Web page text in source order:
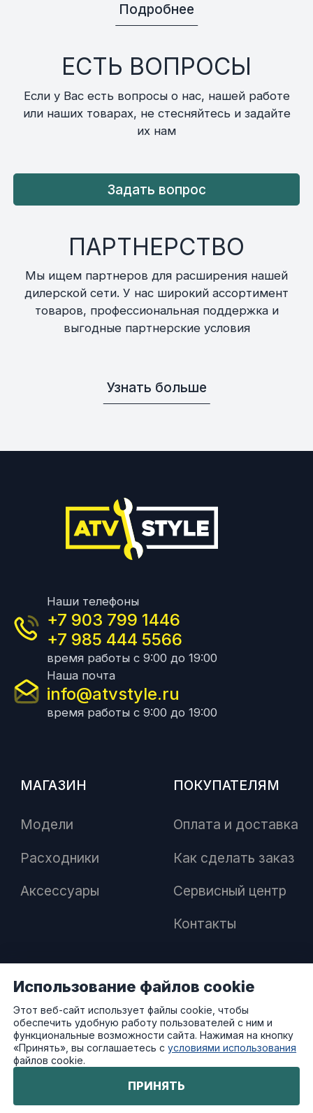
Подробнее
ЕСТЬ ВОПРОСЫ
Если у Вас есть вопросы о нас, нашей работе
или наших товарах, не стесняйтесь и задайте
их нам
Задать вопрос
ПАРТНЕРСТВО
Мы ищем партнеров для расширения нашей
дилерской сети. У нас широкий ассортимент
товаров, профессиональная поддержка и
выгодные партнерские условия
Узнать больше
Наши телефоны
+7 903 799 1446
+7 985 444 5566
время работы с 9:00 до 19:00
Наша почта
info@atvstyle.ru
время работы с 9:00 до 19:00
МАГАЗИН
Модели
Расходники
Аксессуары
ПОКУПАТЕЛЯМ
Оплата и доставка
Как сделать заказ
Сервисный центр
Контакты
ПАРТНЕРАМ
Как стать дилером
Преимущества работы с нами
Использование файлов cookie
Этот веб-сайт использует файлы cookie, чтобы
обеспечить удобную работу пользователей с ним и
функциональные возможности сайта. Нажимая на кнопку
«Принять», вы соглашаетесь сусловиями использования
файлов cookie.
ПРИНЯТЬ